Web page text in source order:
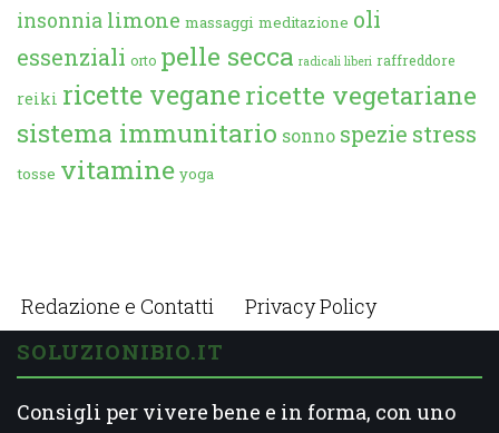
insonnia limone massaggi meditazione oli
essenziali orto pelle secca radicali liberi raffreddore
reiki ricette veganericette vegetariane
sistema immunitario sonno spezie stress
tosse vitamine yoga
Redazione e Contatti Privacy Policy
SOLUZIONIBIO.IT
Consigli per vivere bene e in forma, con uno